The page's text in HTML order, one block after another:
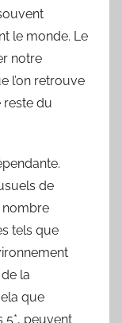
le monde. Le
notre
l’on retrouve
reste du
de
nombre
tels que
la
que
5*, peuvent